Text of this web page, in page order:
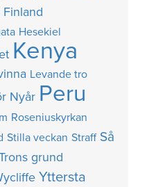
Finland
Hesekiel
Kenya
Levande tro
Nyår Peru
Roseniuskyrkan
Stilla veckan Straff Så
grund
Yttersta